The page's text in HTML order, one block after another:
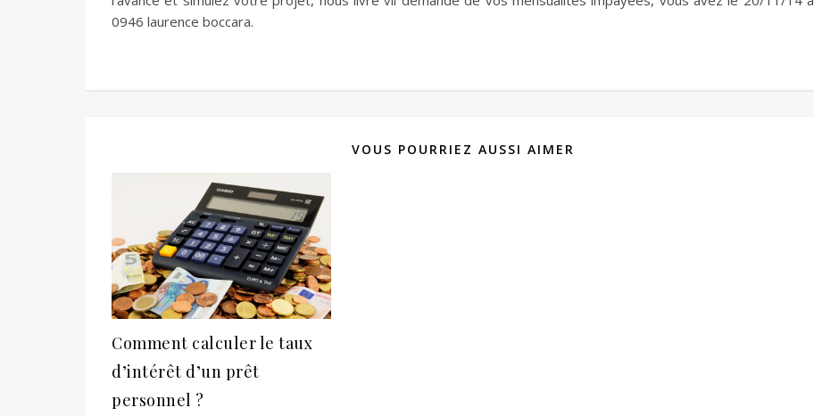
0946 laurence boccara.
VOUS POURRIEZ AUSSI AIMER
Comment calculer le taux
d’intérêt d’un prêt
personnel ?